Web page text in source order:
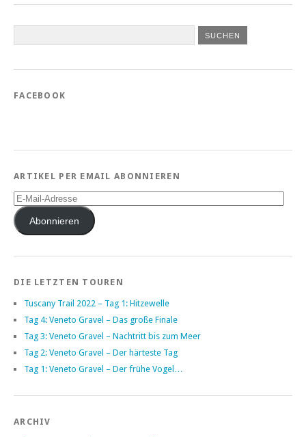
FACEBOOK
ARTIKEL PER EMAIL ABONNIEREN
E-
Mail-
AdresseAbonnieren
DIE LETZTEN TOUREN
Tuscany Trail 2022 – Tag 1: Hitzewelle
Tag 4: Veneto Gravel – Das große Finale
Tag 3: Veneto Gravel – Nachtritt bis zum Meer
Tag 2: Veneto Gravel – Der härteste Tag
Tag 1: Veneto Gravel – Der frühe Vogel…
ARCHIV